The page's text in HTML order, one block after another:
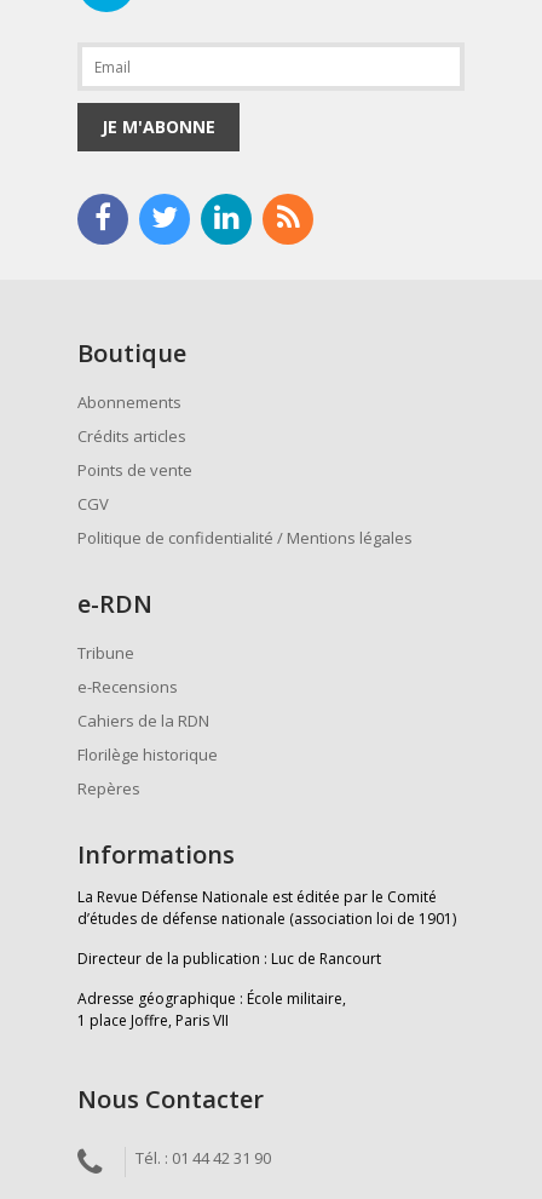
JE M'ABONNE
Boutique
Abonnements
Crédits articles
Points de vente
CGV
Politique de confidentialité / Mentions légales
e-RDN
Tribune
e-Recensions
Cahiers de la RDN
Florilège historique
Repères
Informations
La Revue Défense Nationale est éditée par le Comité
d’études de défense nationale (association loi de 1901)
Directeur de la publication : Luc de Rancourt
Adresse géographique : École militaire,
1 place Joffre, Paris VII
Nous Contacter
Tél. : 01 44 42 31 90